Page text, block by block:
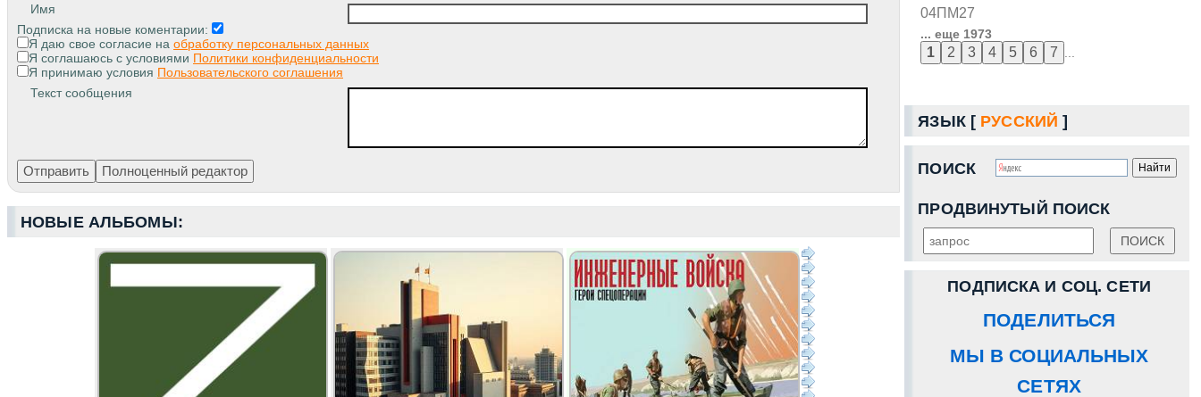
04ПМ27
... еще 1973
ЯЗЫК [ РУССКИЙ ]
ПОИСК
ПРОДВИНУТЫЙ ПОИСК
ПОДПИСКА И СОЦ. СЕТИ
ПОДЕЛИТЬСЯ
МЫ В СОЦИАЛЬНЫХ
СЕТЯХ
Имя
Подписка на новые коментарии:
Я даю свое согласие на обработку персональных данных
Я соглашаюсь с условиями Политики конфиденциальности
Я принимаю условия Пользовательского соглашения
Текст сообщения
НОВЫЕ АЛЬБОМЫ: